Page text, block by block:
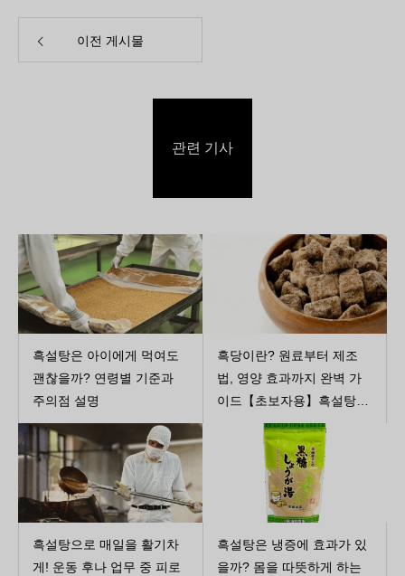
이전 게시물
관련 기사
흑설탕은 아이에게 먹여도
괜찮을까? 연령별 기준과
주의점 설명
흑당이란? 원료부터 제조
법, 영양 효과까지 완벽 가
이드【초보자용】흑설탕의
흑설탕으로 매일을 활기차
게! 운동 후나 업무 중 피로
흑설탕은 냉증에 효과가 있
을까? 몸을 따뜻하게 하는